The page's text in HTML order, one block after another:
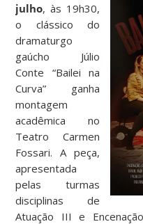
julho, às 19h30,
o clássico do
dramaturgo
gaúcho Júlio
Conte “Bailei na
Curva” ganha
montagem
acadêmica no
Teatro Carmen
Fossari. A peça,
apresentada
pelas turmas
disciplinas de
Atuação III e